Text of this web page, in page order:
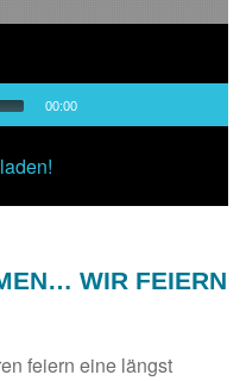
Player
00:00
WIR FEIERN
feiern eine längst